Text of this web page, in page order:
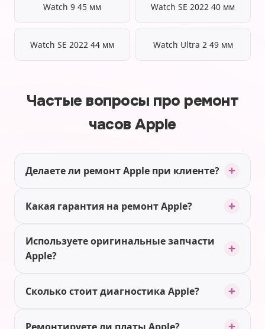
Watch 9 45 мм Watch SE 2022 40 мм
Watch SE 2022 44 мм Watch Ultra 2 49 мм
Частые вопросы про ремонт
часов Apple
Делаете ли ремонт Apple при клиенте?
Какая гарантия на ремонт Apple?
Используете оригинальные запчасти
Apple?
Сколько стоит диагностика Apple?
Ремонтируете ли платы Apple?